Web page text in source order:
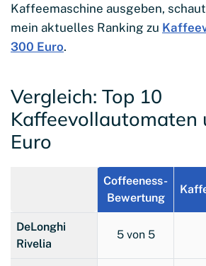
Kaffeemaschine ausgeben,
mein aktuelles Ranking zu
300 Euro.
Vergleich: Top 10
Kaffeevollautomaten
Euro
Coffeeness-
Bewertung
DeLonghi
Rivelia
5 von 5